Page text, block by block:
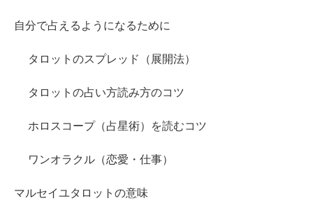
自分で占えるようになるために
タロットのスプレッド（展開法）
タロットの占い方読み方のコツ
ホロスコープ（占星術）を読むコツ
ワンオラクル（恋愛・仕事）
マルセイユタロットの意味